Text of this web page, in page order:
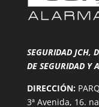
SEGURIDAD JCH,
DE SEGURIDAD Y
DIRECCIÓN:
3ª Avenida, 16.